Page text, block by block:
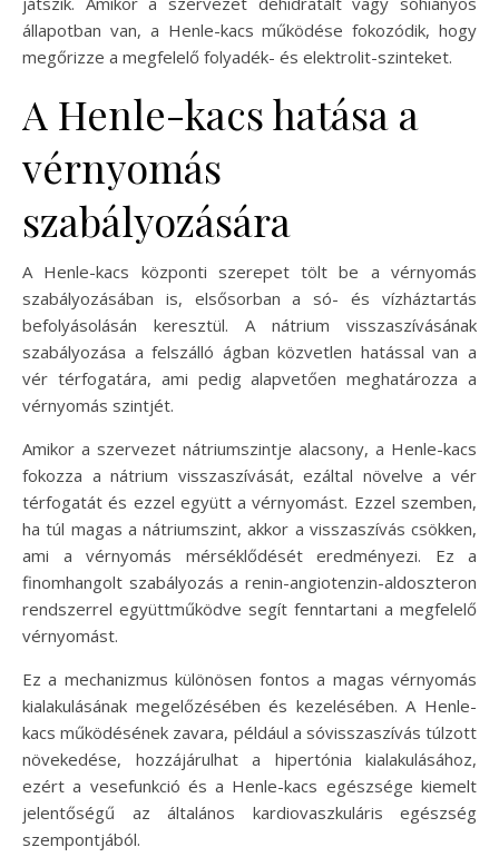
állapotban van, a Henle-kacs működése fokozódik, hogy
megőrizze a megfelelő folyadék- és elektrolit-szinteket.
A Henle-kacs hatása a
vérnyomás
szabályozására
A Henle-kacs központi szerepet tölt be a vérnyomás
szabályozásában is, elsősorban a só- és vízháztartás
befolyásolásán keresztül. A nátrium visszaszívásának
szabályozása a felszálló ágban közvetlen hatással van a
vér térfogatára, ami pedig alapvetően meghatározza a
vérnyomás szintjét.
Amikor a szervezet nátriumszintje alacsony, a Henle-kacs
fokozza a nátrium visszaszívását, ezáltal növelve a vér
térfogatát és ezzel együtt a vérnyomást. Ezzel szemben,
ha túl magas a nátriumszint, akkor a visszaszívás csökken,
ami a vérnyomás mérséklődését eredményezi. Ez a
finomhangolt szabályozás a renin-angiotenzin-aldoszteron
rendszerrel együttműködve segít fenntartani a megfelelő
vérnyomást.
Ez a mechanizmus különösen fontos a magas vérnyomás
kialakulásának megelőzésében és kezelésében. A Henle-
kacs működésének zavara, például a sóvisszaszívás túlzott
növekedése, hozzájárulhat a hipertónia kialakulásához,
ezért a vesefunkció és a Henle-kacs egészsége kiemelt
jelentőségű az általános kardiovaszkuláris egészség
szempontjából.